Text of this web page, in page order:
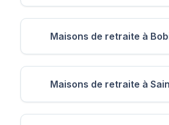
Maisons de retraite à
Maisons de retraite à